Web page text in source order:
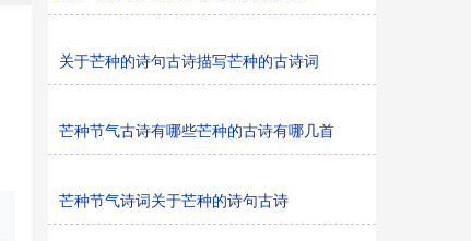
关于芒种的诗句古诗描写芒种的古诗词
芒种节气古诗有哪些芒种的古诗有哪几首
芒种节气诗词关于芒种的诗句古诗